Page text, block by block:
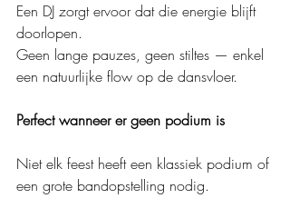
Een DJ zorgt ervoor dat die energie blijft
doorlopen.
Geen lange pauzes, geen stiltes — enkel
een natuurlijke flow op de dansvloer.
Perfect wanneer er geen podium is
Niet elk feest heeft een klassiek podium of
een grote bandopstelling nodig.